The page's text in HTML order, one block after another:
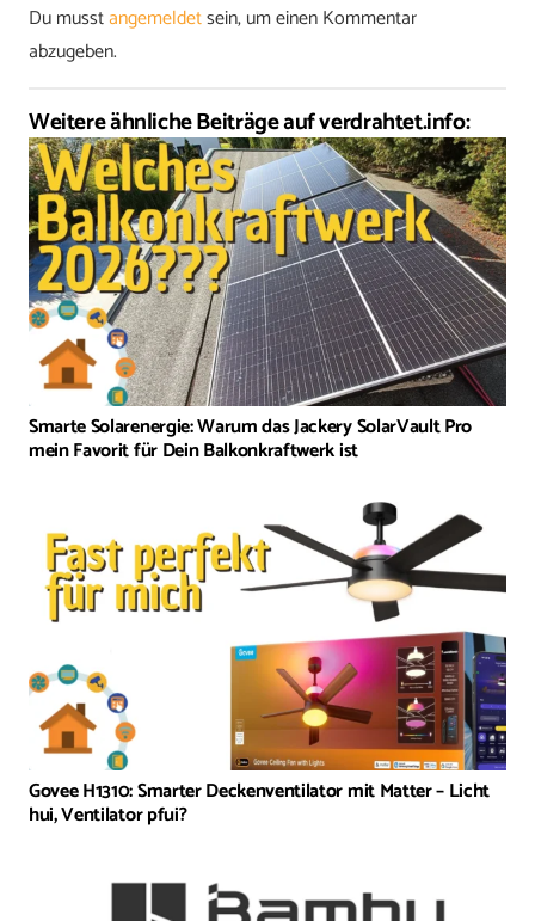
Du musstangemeldetsein, um einen Kommentar
abzugeben.
Weitere ähnliche Beiträge auf verdrahtet.info:
Smarte Solarenergie: Warum das Jackery SolarVault Pro
mein Favorit für Dein Balkonkraftwerk ist
Govee H1310: Smarter Deckenventilator mit Matter – Licht
hui, Ventilator pfui?